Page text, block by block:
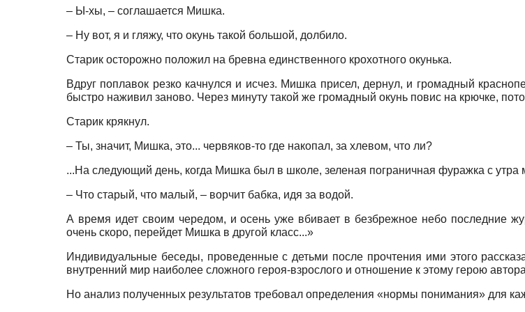
– Ы-хы, – соглашается Мишка.
– Ну вот, я и гляжу, что окунь такой большой, долбило.
Старик осторожно положил на бревна единственного крохотного окунька.
Вдруг поплавок резко качнулся и исчез. Мишка присел, дернул, и громадный
быстро наживил заново. Через минуту такой же громадный окунь повис на крючке,
Старик крякнул.
– Ты, значит, Мишка, это... червяков-то где накопал, за хлевом, что ли?
...На следующий день, когда Мишка был в школе, зеленая пограничная фуражка с
– Что старый, что малый, – ворчит бабка, идя за водой.
А время идет своим чередом, и осень уже вбивает в безбрежное небо последние
очень скоро, перейдет Мишка в другой класс...»
Индивидуальные беседы, проведенные с детьми после прочтения ими этого
внутренний мир наиболее сложного героя-взрослого и отношение к этому герою
Но анализ полученных результатов требовал определения «нормы понимания» для